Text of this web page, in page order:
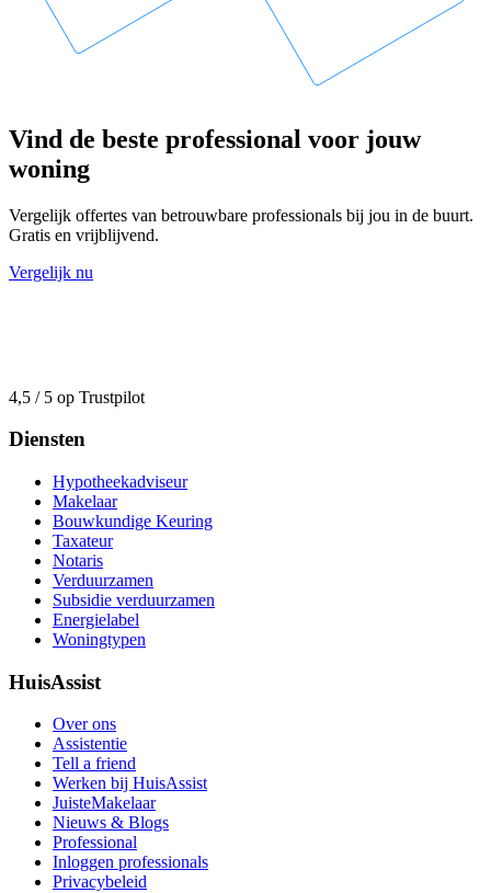
Vind de beste professional voor jouw
woning
Vergelijk offertes van betrouwbare professionals bij jou in de buurt.
Gratis en vrijblijvend.
Vergelijk nu
4,5 / 5 op Trustpilot
Diensten
Hypotheekadviseur
Makelaar
Bouwkundige Keuring
Taxateur
Notaris
Verduurzamen
Subsidie verduurzamen
Energielabel
Woningtypen
HuisAssist
Over ons
Assistentie
Tell a friend
Werken bij HuisAssist
JuisteMakelaar
Nieuws & Blogs
Professional
Inloggen professionals
Privacybeleid